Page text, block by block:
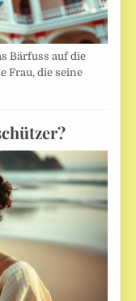
Bärfuss auf die
Frau, die seine